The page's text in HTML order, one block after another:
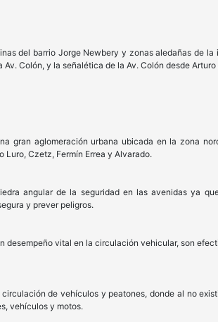
del barrio Jorge Newbery y zonas aledañas de
Colón, y la señalética de la Av. Colón desde Arturo
gran aglomeración urbana ubicada en la zona
Luro, Czetz, Fermín Errea y Alvarado.
angular de la seguridad en las avenidas ya
y prever peligros.
desempeño vital en la circulación vehicular, son
de vehículos y peatones, donde al no
vehículos y motos.